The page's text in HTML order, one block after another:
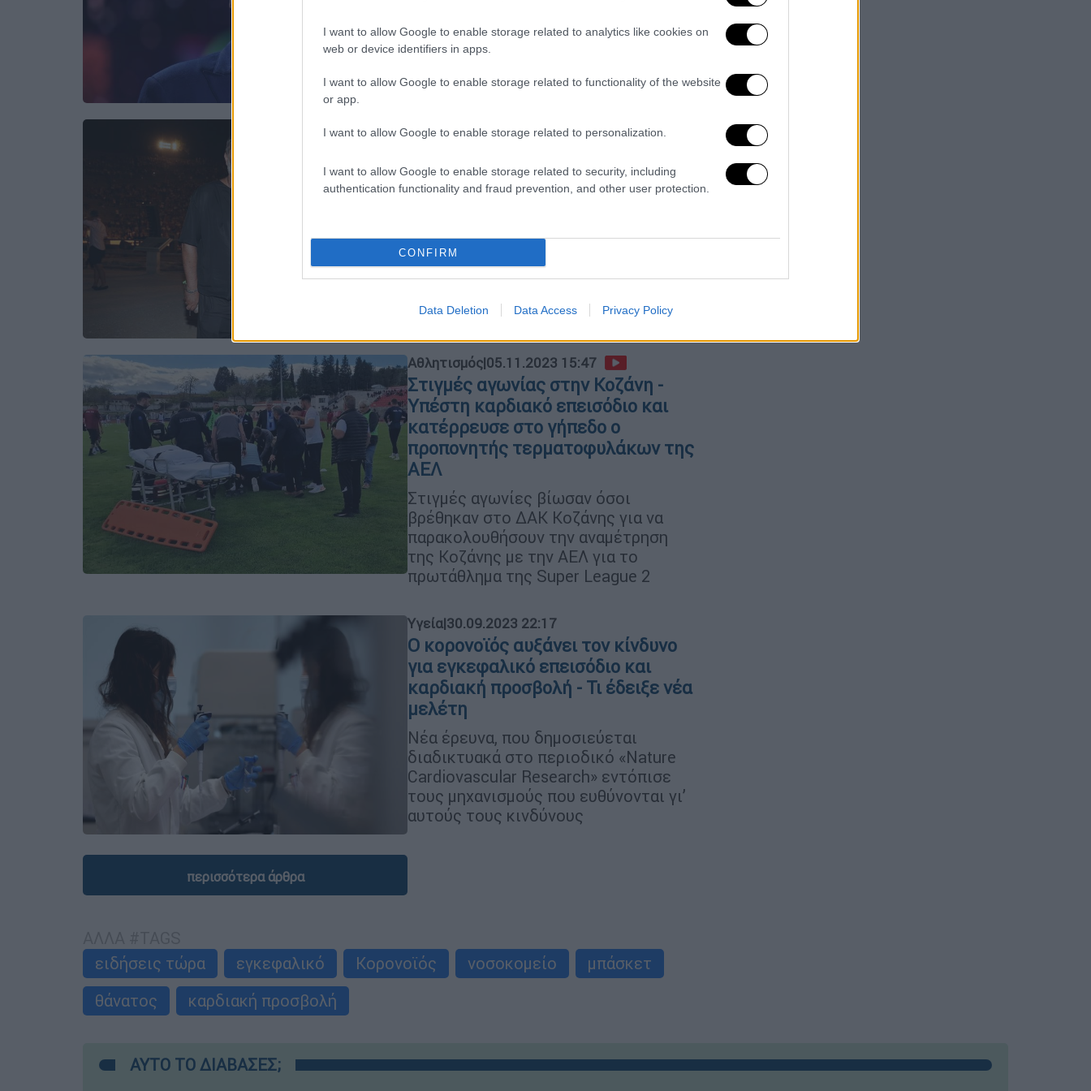
I want to allow Google to enable storage related to analytics like cookies on
web or device identifiers in apps.
I want to allow Google to enable storage related to functionality of the website
or app.
I want to allow Google to enable storage related to personalization.
I want to allow Google to enable storage related to security, including
authentication functionality and fraud prevention, and other user protection.
CONFIRM
Data Deletion Data Access Privacy Policy
πρώην Ρόμποκοπ την τοποθέτηση
βηματοδότη
Lifestyle 09.03.2024 09:38
Δέσποινα Βανδή για την
περιπέτεια υγείας του Βασίλη
Το πρώτο μήνυμα της Δέσποινας
Βανδή μετά την περιπέτεια της
Αθλητισμός|05.11.2023 15:47
Στιγμές αγωνίας στην Κοζάνη -
Υπέστη καρδιακό επεισόδιο και
κατέρρευσε στο γήπεδο ο
προπονητής τερματοφυλάκων της
ΑΕΛ
Στιγμές αγωνίες βίωσαν όσοι
βρέθηκαν στο ΔΑΚ Κοζάνης για να
παρακολουθήσουν την αναμέτρηση
της Κοζάνης με την ΑΕΛ για το
πρωτάθλημα της Super League 2
Υγεία|30.09.2023 22:17
Ο κορονοϊός αυξάνει τον κίνδυνο
για εγκεφαλικό επεισόδιο και
καρδιακή προσβολή - Τι έδειξε νέα
μελέτη
Νέα έρευνα, που δημοσιεύεται
διαδικτυακά στο περιοδικό «Nature
Cardiovascular Research» εντόπισε
τους μηχανισμούς που ευθύνονται γι’
αυτούς τους κινδύνους
περισσότερα άρθρα
ειδήσεις τώρα
εγκεφαλικό Κορονοϊός νοσοκομείο
μπάσκετ
θάνατος
καρδιακή προσβολή
ΑΥΤΟ ΤΟ ΔΙΑΒΑΣΕΣ;